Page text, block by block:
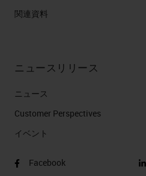
関連資料
ニュースリリース
ニュース
Customer Perspectives​
イベント
Facebook